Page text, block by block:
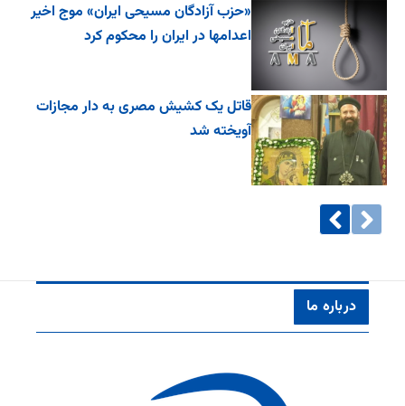
«حزب آزادگان مسیحی ایران» موج اخیر
اعدامها در ایران را محکوم کرد
قاتل یک کشیش مصری به دار مجازات
آویخته شد
درباره ما